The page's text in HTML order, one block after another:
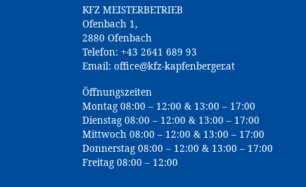
KFZ MEISTERBETRIEB
Ofenbach 1,
2880 Ofenbach
Telefon: +43 2641 689 93
Email: office@kfz-kapfenberger.at
Öffnungszeiten
Montag 08:00 – 12:00 & 13:00 – 17:00
Dienstag 08:00 – 12:00 & 13:00 – 17:00
Mittwoch 08:00 – 12:00 & 13:00 – 17:00
Donnerstag 08:00 – 12:00 & 13:00 – 17:00
Freitag 08:00 – 12:00